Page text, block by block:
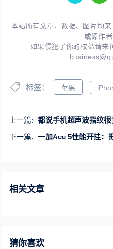
本站所有文章、数据、图片均
或源作者
如果侵犯了你的权益请来
标签： 苹果
上一篇:
都说手机超声波指纹
下一篇:
一加Ace 5性能开挂：把
相关文章
猜你喜欢